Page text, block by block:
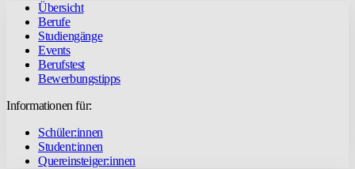
Übersicht
Berufe
Studiengänge
Events
Berufstest
Bewerbungstipps
Informationen für:
Schüler:innen
Student:innen
Quereinsteiger:innen